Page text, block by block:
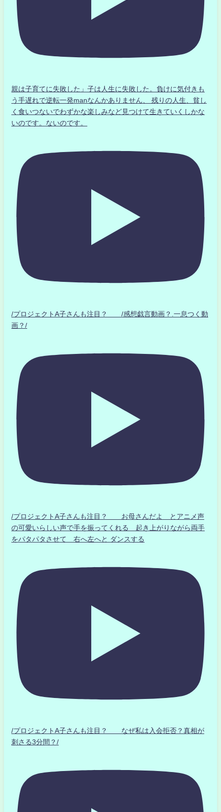
親は子育てに失敗した」子は人生に失敗した。負けに気付きも
う手遅れで逆転一発manなんかありません、 残りの人生、貧し
く食いつないでわずかな楽しみなど見つけて生きていくしかな
いのです。ないのです。
/プロジェクトA子さんも注目？ /感想戯言動画？.一息つく動
画？/
/プロジェクトA子さんも注目？ お母さんだよ とアニメ声
の可愛いらしい声で手を振ってくれる 起き上がりながら両手
をパタパタさせて 右へ左へと ダンスする
/プロジェクトA子さんも注目？ なぜ私は入会拒否？真相が
刺さる3分間？/